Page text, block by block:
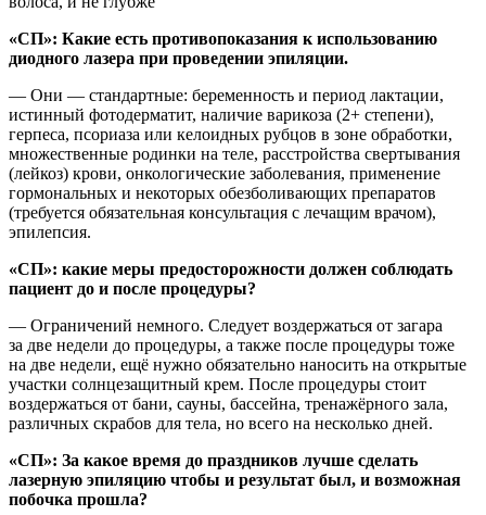
«СП»: Какие есть противопоказания к использованию
диодного лазера при проведении эпиляции.
— Они — стандартные: беременность и период лактации,
истинный фотодерматит, наличие варикоза (2+ степени),
герпеса, псориаза или келоидных рубцов в зоне обработки,
множественные родинки на теле, расстройства свертывания
(лейкоз) крови, онкологические заболевания, применение
гормональных и некоторых обезболивающих препаратов
(требуется обязательная консультация с лечащим врачом),
эпилепсия.
«СП»: какие меры предосторожности должен соблюдать
пациент до и после процедуры?
— Ограничений немного. Следует воздержаться от загара
за две недели до процедуры, а также после процедуры тоже
на две недели, ещё нужно обязательно наносить на открытые
участки солнцезащитный крем. После процедуры стоит
воздержаться от бани, сауны, бассейна, тренажёрного зала,
различных скрабов для тела, но всего на несколько дней.
«СП»: За какое время до праздников лучше сделать
лазерную эпиляцию чтобы и результат был, и возможная
побочка прошла?